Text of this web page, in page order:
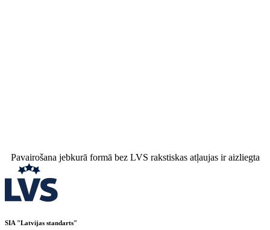
Pavairošana jebkurā formā bez LVS rakstiskas atļaujas ir aizliegta
SIA "Latvijas standarts"